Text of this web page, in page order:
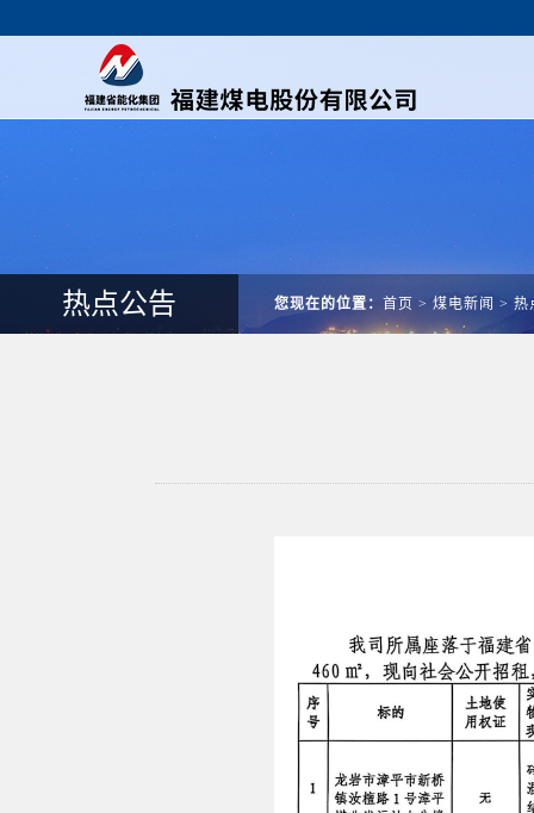
热点公告 您现在的位置： 首页 > 煤电新闻 > 热